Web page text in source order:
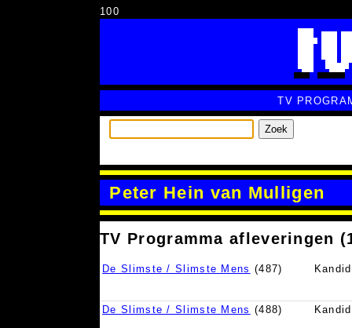
100
TV
Zoek
Peter Hein van Mulligen
TV Programma afleveringen
De Slimste / Slimste Mens (487)
De Slimste / Slimste Mens (488)